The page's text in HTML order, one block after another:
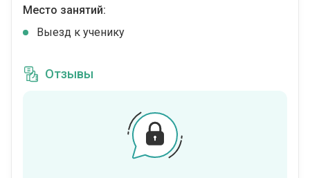
Место занятий:
Выезд к ученику
Отзывы